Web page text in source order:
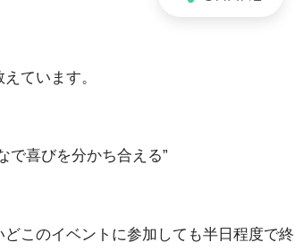
ています。
で喜びを分かち合える”
このイベントに参加しても半日程度で終